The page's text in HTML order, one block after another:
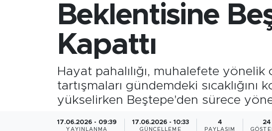
Beklentisine
Kapattı
Hayat pahalılığı, muhalefete
tartışmaları gündemdeki
yükselirken Beştepe'den sürece
17.06.2026 - 09:39
YAYINLANMA
17.06.2026 - 10:33
GÜNCELLEME
4
PAYLAŞIM
24
FİNANS
GÜNCEL
KARİKATÜR
BİLİM-TEKNOLOJİ
Süper Lig Puan Durumu ve Fikstür
Tüm Manşetler
Son Dakika Haberleri
Haber Arşivi